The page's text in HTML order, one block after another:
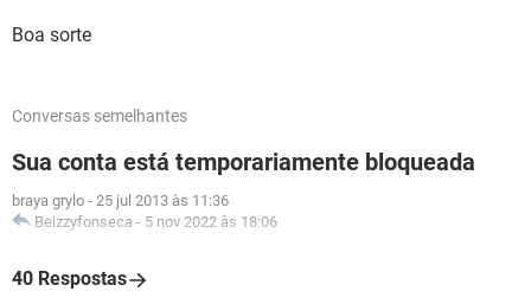
Boa sorte
Conversas semelhantes
Sua conta está temporariamente bloqueada
braya grylo - 25 jul 2013 às 11:36
Beizzyfonseca - 5 nov 2022 às 18:06
40 Respostas